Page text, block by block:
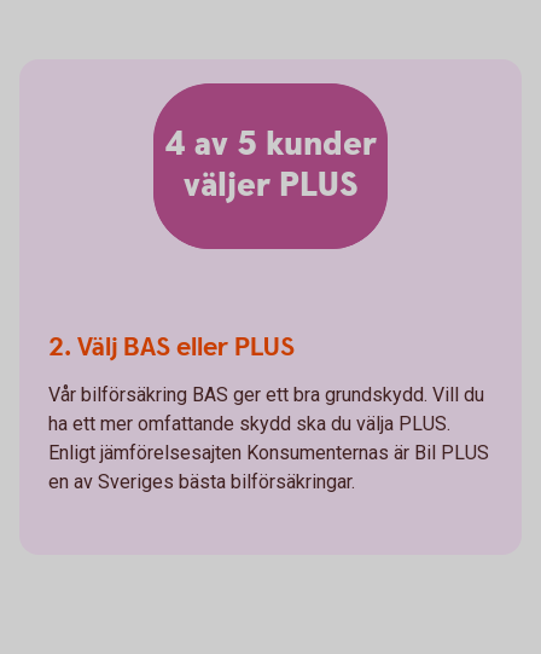
2. Välj BAS eller PLUS
Vår bilförsäkring BAS ger ett bra grundskydd. Vill du
ha ett mer omfattande skydd ska du välja PLUS.
Enligt jämförelsesajten Konsumenternas är Bil PLUS
en av Sveriges bästa bilförsäkringar.
4 av 5 kunder
väljer PLUS